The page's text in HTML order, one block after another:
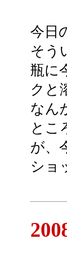
今日
そう
瓶に
クと
なん
とこ
が、
ショ